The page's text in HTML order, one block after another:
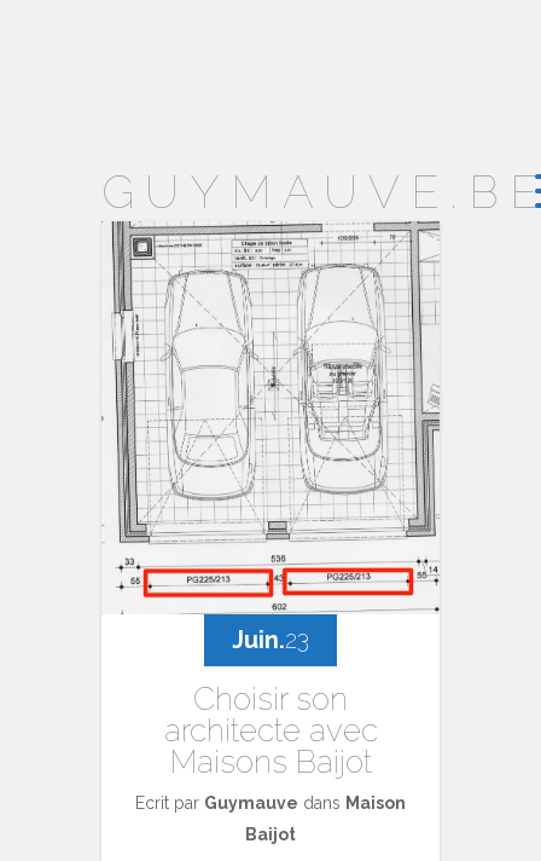
Juin.23
Choisir son
architecte avec
Maisons Baijot
Ecrit par Guymauve dans Maison
Baijot